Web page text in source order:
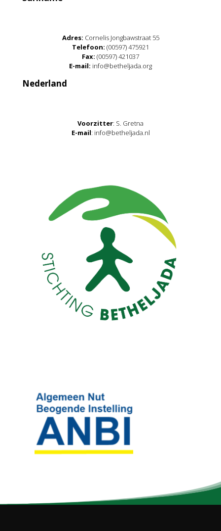
Adres: Cornelis Jongbawstraat 55
Telefoon: (00597) 475921
Fax: (00597) 421037
E-mail: info@betheljada.org
Nederland
Voorzitter: S. Gretna
E-mail: info@betheljada.nl